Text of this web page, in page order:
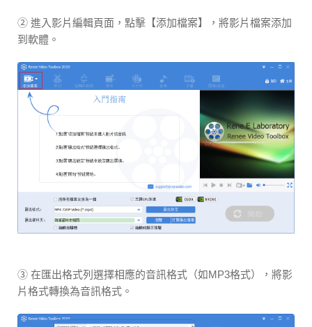
② 進入影片編輯頁面，點擊【添加檔案】，將影片檔案添加
到軟體。
③ 在匯出格式列選擇相應的音訊格式（如MP3格式），將影
片格式轉換為音訊格式。